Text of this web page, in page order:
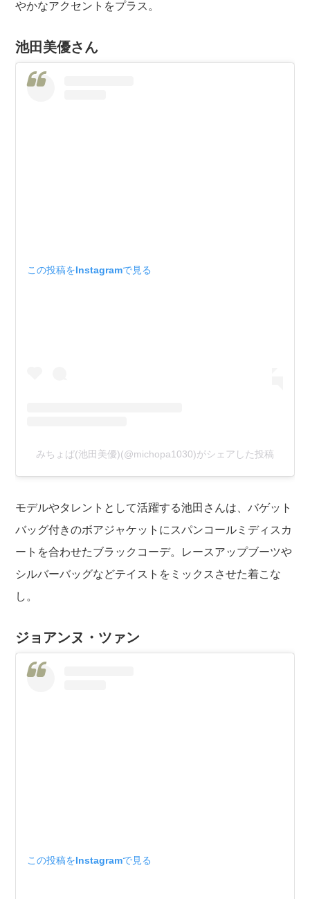
やかなアクセントをプラス。
池田美優さん
この投稿をInstagramで見る
みちょぱ(池田美優)(@michopa1030)がシェアした投稿
モデルやタレントとして活躍する池田さんは、バゲット
バッグ付きのボアジャケットにスパンコールミディスカ
ートを合わせたブラックコーデ。レースアップブーツや
シルバーバッグなどテイストをミックスさせた着こな
し。
ジョアンヌ・ツァン
この投稿をInstagramで見る